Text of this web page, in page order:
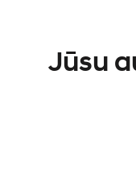
Jūsu